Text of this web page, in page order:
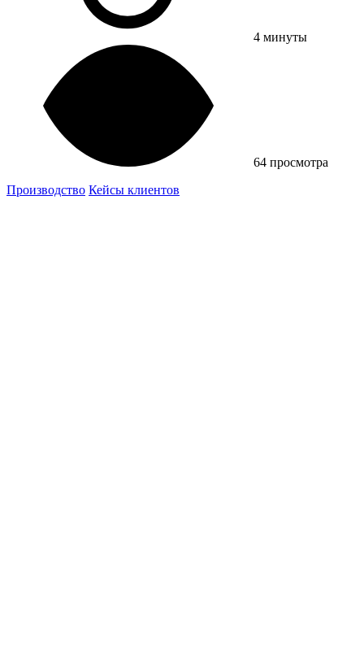
4 минуты
64 просмотра
Производство Кейсы клиентов